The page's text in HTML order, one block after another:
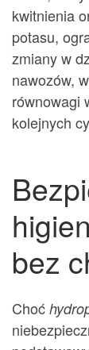
kwitnienia
potasu,
zmiany w
nawozów,
równowagi
kolejnych
bez
Choć